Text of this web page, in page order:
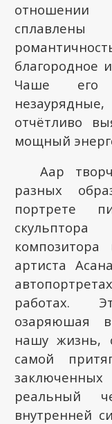
благородное
Чаше его
отчётливо
мощный
Аар
разных
портрете
артиста
работах.
озаряюшая
нашу жизнь,
самой
реальный
внутренней